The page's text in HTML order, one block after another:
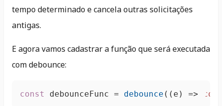
tempo determinado e cancela outras solicitações
antigas.
E agora vamos cadastrar a função que será executada
com debounce:
const debounceFunc = debounce ( ( e ) =>